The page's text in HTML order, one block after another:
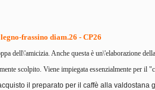
frassino diam.26 - CP26
dell\'amicizia. Anche questa è un\'elaborazione
scolpito. Viene impiegata essenzialmente per il
il preparato per il caffè alla valdostana